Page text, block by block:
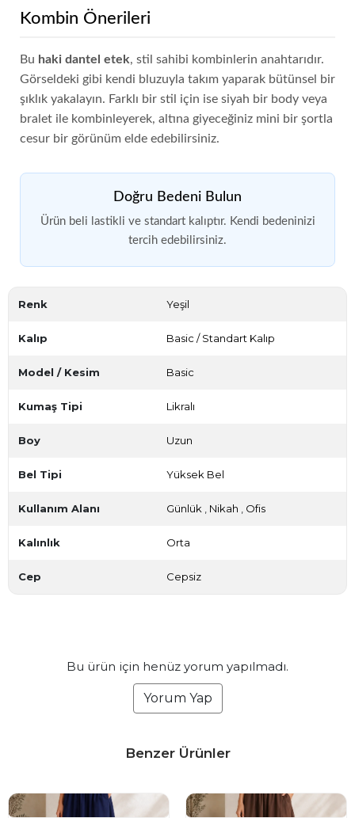
Kombin Önerileri
Bu haki dantel etek, stil sahibi kombinlerin anahtarıdır.
Görseldeki gibi kendi bluzuyla takım yaparak bütünsel bir
şıklık yakalayın. Farklı bir stil için ise siyah bir body veya
bralet ile kombinleyerek, altına giyeceğiniz mini bir şortla
cesur bir görünüm elde edebilirsiniz.
Doğru Bedeni Bulun
Ürün beli lastikli ve standart kalıptır. Kendi bedeninizi
tercih edebilirsiniz.
Renk Yeşil
Kalıp Basic / Standart Kalıp
Model / Kesim Basic
Kumaş Tipi Likralı
Boy Uzun
Bel Tipi Yüksek Bel
Kullanım Alanı Günlük Nikah Ofis
Kalınlık Orta
Cep Cepsiz
Bu ürün için henüz yorum yapılmadı.
Yorum Yap
Benzer Ürünler